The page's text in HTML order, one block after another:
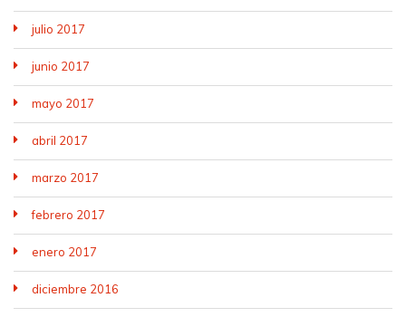
julio 2017
junio 2017
mayo 2017
abril 2017
marzo 2017
febrero 2017
enero 2017
diciembre 2016